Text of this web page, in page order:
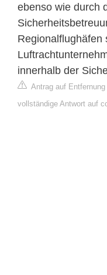
ebenso wie durch
Regionalflughäfen
innerhalb der
Antrag auf
vollständige Antwort auf